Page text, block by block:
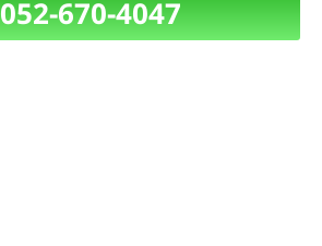
052-670-4047